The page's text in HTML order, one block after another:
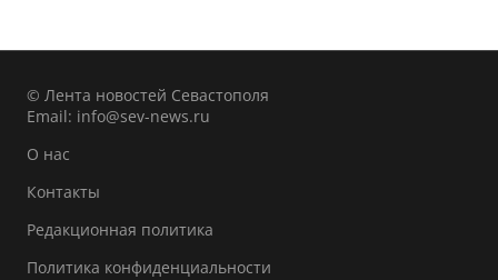
© Лента новостей Севастополя
Email: info@sev-news.ru
О нас
Контакты
Редакционная политика
Политика конфиденциальности